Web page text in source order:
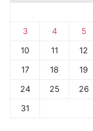
3
4 5
10
11 12
17
18 19
24
25 26
31